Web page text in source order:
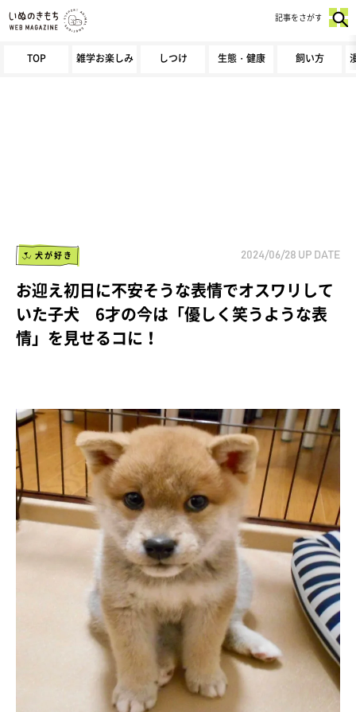
TOP 雑学お楽しみ しつけ 生態・健康 飼い方
記事をさがす
犬が好き 2024/06/28 UP DATE
お迎え初日に不安そうな表情でオスワリして
いた子犬 6才の今は「優しく笑うような表
情」を見せるコに！